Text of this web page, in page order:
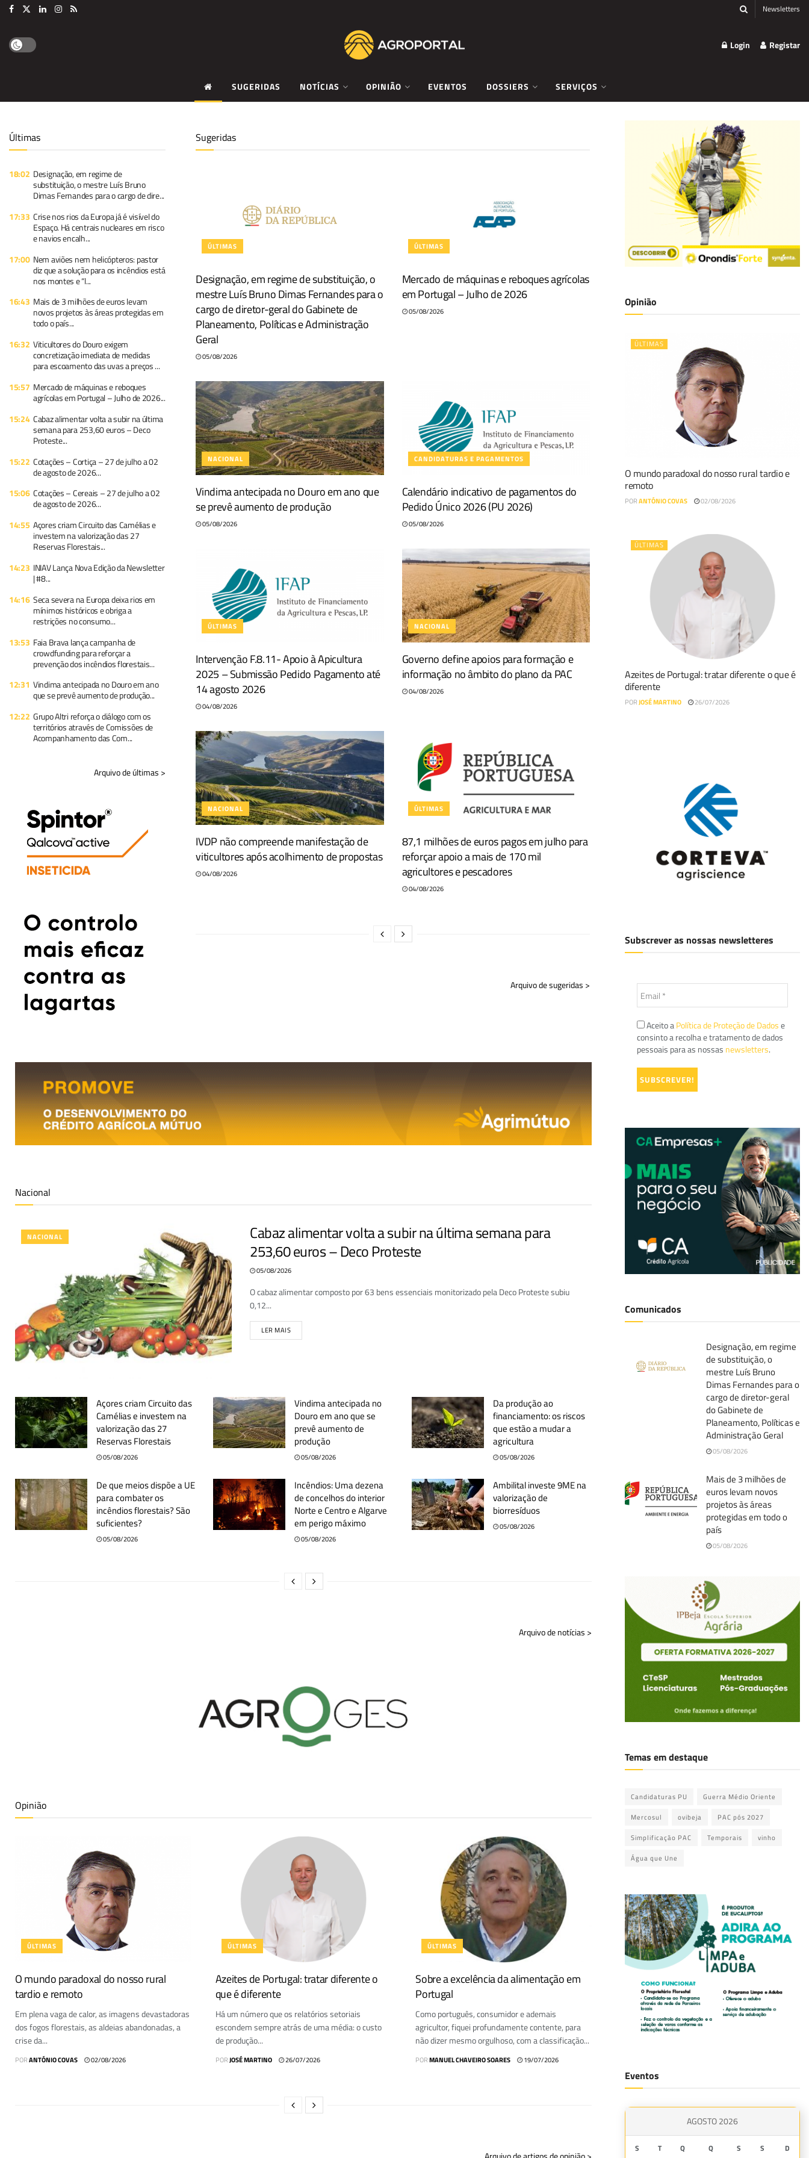
Newsletters
Login Registar
SUGERIDAS NOTÍCIAS OPINIÃO EVENTOS DOSSIERS SERVIÇOS
Últimas
18:02 Designação, em regime de
substituição, o mestre Luís Bruno
Dimas Fernandes para o cargo de dire...
17:33 Crise nos rios da Europa já é visível do
Espaço. Há centrais nucleares em risco
e navios encalh...
17:00 Nem aviões nem helicópteros: pastor
diz que a solução para os incêndios está
nos montes e “l...
16:43 Mais de 3 milhões de euros levam
novos projetos às áreas protegidas em
todo o país...
16:32 Viticultores do Douro exigem
concretização imediata de medidas
para escoamento das uvas a preços ...
15:57 Mercado de máquinas e reboques
agrícolas em Portugal – Julho de 2026...
15:24 Cabaz alimentar volta a subir na última
semana para 253,60 euros – Deco
Proteste...
15:22 Cotações – Cortiça – 27 de julho a 02
de agosto de 2026...
15:06 Cotações – Cereais – 27 de julho a 02
de agosto de 2026...
14:55 Açores criam Circuito das Camélias e
investem na valorização das 27
Reservas Florestais...
14:23 INIAV Lança Nova Edição da Newsletter
| #8...
14:16 Seca severa na Europa deixa rios em
mínimos históricos e obriga a
restrições no consumo...
13:53 Faia Brava lança campanha de
crowdfunding para reforçar a
prevenção dos incêndios florestais...
12:31 Vindima antecipada no Douro em ano
que se prevê aumento de produção...
12:22 Grupo Altri reforça o diálogo com os
territórios através de Comissões de
Acompanhamento das Com...
Arquivo de últimas >
Sugeridas
ÚLTIMAS
Designação, em regime de substituição, o
mestre Luís Bruno Dimas Fernandes para o
cargo de diretor-geral do Gabinete de
Planeamento, Políticas e Administração
Geral
05/08/2026
ÚLTIMAS
Mercado de máquinas e reboques agrícolas
em Portugal – Julho de 2026
05/08/2026
NACIONAL
Vindima antecipada no Douro em ano que
se prevê aumento de produção
05/08/2026
CANDIDATURAS E PAGAMENTOS
Calendário indicativo de pagamentos do
Pedido Único 2026 (PU 2026)
05/08/2026
ÚLTIMAS
Intervenção F.8.11- Apoio à Apicultura
2025 – Submissão Pedido Pagamento até
14 agosto 2026
04/08/2026
NACIONAL
Governo define apoios para formação e
informação no âmbito do plano da PAC
04/08/2026
NACIONAL
IVDP não compreende manifestação de
viticultores após acolhimento de propostas
04/08/2026
ÚLTIMAS
87,1 milhões de euros pagos em julho para
reforçar apoio a mais de 170 mil
agricultores e pescadores
04/08/2026
Arquivo de sugeridas >
Nacional
NACIONAL
Cabaz alimentar volta a subir na última semana para
253,60 euros – Deco Proteste
05/08/2026
O cabaz alimentar composto por 63 bens essenciais monitorizado pela Deco Proteste subiu
0,12...
LER MAIS
Açores criam Circuito das
Camélias e investem na
valorização das 27
Reservas Florestais
05/08/2026
Vindima antecipada no
Douro em ano que se
prevê aumento de
produção
05/08/2026
Da produção ao
financiamento: os riscos
que estão a mudar a
agricultura
05/08/2026
De que meios dispõe a UE
para combater os
incêndios florestais? São
suficientes?
05/08/2026
Incêndios: Uma dezena
de concelhos do interior
Norte e Centro e Algarve
em perigo máximo
05/08/2026
Ambilital investe 9ME na
valorização de
biorresíduos
05/08/2026
Arquivo de notícias >
Opinião
ÚLTIMAS
O mundo paradoxal do nosso rural
tardio e remoto
Em plena vaga de calor, as imagens devastadoras
dos fogos florestais, as aldeias abandonadas, a
crise da...
PORANTÓNIO COVAS 02/08/2026
ÚLTIMAS
Azeites de Portugal: tratar diferente o
que é diferente
Há um número que os relatórios setoriais
escondem sempre atrás de uma média: o custo
de produção...
PORJOSÉ MARTINO 26/07/2026
ÚLTIMAS
Sobre a excelência da alimentação em
Portugal
Como português, consumidor e ademais
agricultor, fiquei profundamente contente, para
não dizer mesmo orgulhoso, com a classificação...
POR MANUEL CHAVEIRO SOARES 19/07/2026
Opinião
ÚLTIMAS
O mundo paradoxal do nosso rural tardio e
remoto
PORANTÓNIO COVAS 02/08/2026
ÚLTIMAS
Azeites de Portugal: tratar diferente o que é
diferente
PORJOSÉ MARTINO 26/07/2026
Subscrever as nossas newsletteres
Aceito aPolítica de Proteção de Dadose
consinto a recolha e tratamento de dados
pessoais para as nossas newsletters.
Comunicados
Designação, em regime
de substituição, o
mestre Luís Bruno
Dimas Fernandes para o
cargo de diretor-geral
do Gabinete de
Planeamento, Políticas e
Administração Geral
05/08/2026
Mais de 3 milhões de
euros levam novos
projetos às áreas
protegidas em todo o
país
05/08/2026
Temas em destaque
Candidaturas PU Guerra Médio Oriente
Mercosul ovibeja PAC pós 2027
Simplificação PAC Temporais vinho
Água que Une
Eventos
AGOSTO 2026
S T Q Q S S D